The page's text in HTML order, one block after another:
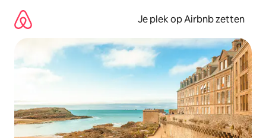
direct
naar
inhoud
Je plek op Airbnb zetten